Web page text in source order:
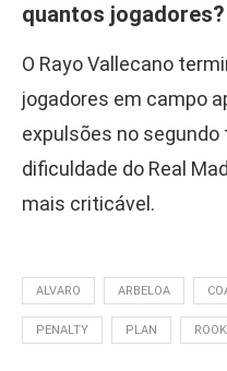
quantos jogadores?
O Rayo Vallecano
jogadores em campo
expulsões no segundo
dificuldade do Real
mais criticável.
ALVARO ARBELOA
PENALTY PLAN